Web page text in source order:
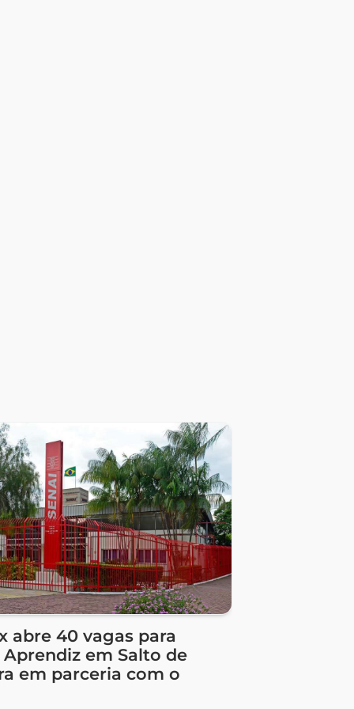
abre 40 vagas para
em Salto de
em parceria com o